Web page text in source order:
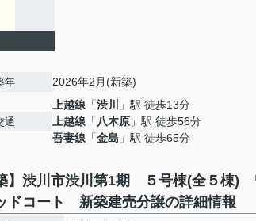
年 2026年2月(新築)
通
上越線 「渋川
」駅 徒歩13分
上越線 「 八木原 」駅 徒歩56分
吾妻線 「金島 」駅 徒歩65分
】渋川市渋川第1期 ５号棟(全５棟)
ドコート 新築建売分譲の詳細情報